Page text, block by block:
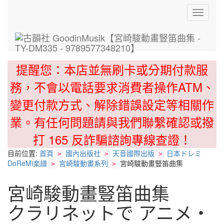
Toggle
提醒您：本店並無刷卡或分期付款服
務，不會以電話要求消費者操作ATM、
變更付款方式、解除錯誤設定等相關作
業。有任何問題請與我們聯繫確認或撥
打 165 反詐騙諮詢專線查證！
目前位置: 首頁 > 國內出版社 > 天音國際出版 >
日本ドレミ
DoReMi楽譜 > 宮崎駿動畫系列 > 宮崎駿動畫豎笛曲集
宮崎駿動畫豎笛曲集
クラリネットで アニメ・